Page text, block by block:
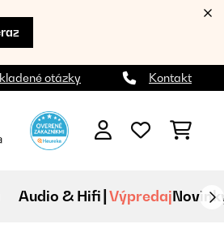
otázky Kontakt
Audio & Hifi Výpredaj